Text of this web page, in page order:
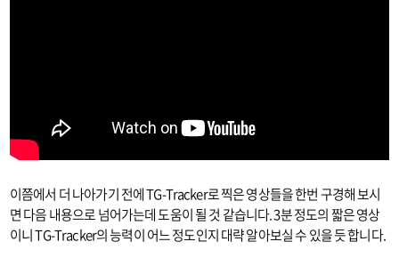
이쯤에서 더 나아가기 전에 TG-Tracker로 찍은 영상들을 한번 구경해 보시
면 다음 내용으로 넘어가는데 도움이 될 것 같습니다. 3분 정도의 짧은 영상
이니 TG-Tracker의 능력이 어느 정도인지 대략 알아보실 수 있을 듯 합니다.